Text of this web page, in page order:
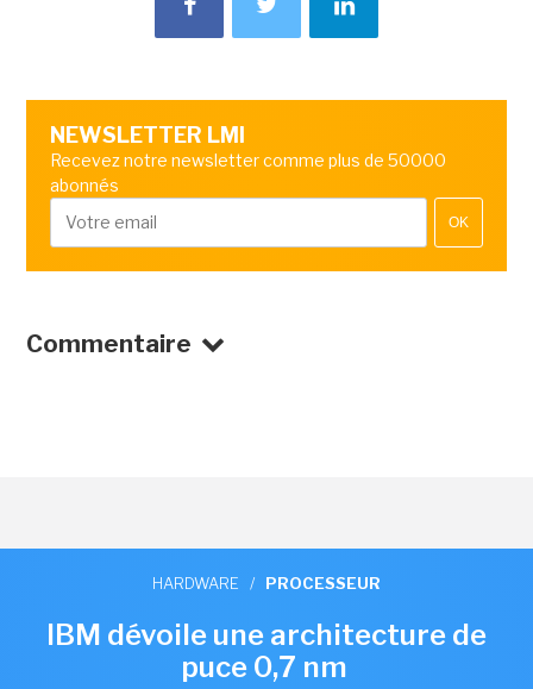
NEWSLETTER LMI
Recevez notre newsletter comme plus de 50000
abonnés
OK
Commentaire
HARDWARE / PROCESSEUR
IBM dévoile une architecture de
puce 0,7 nm